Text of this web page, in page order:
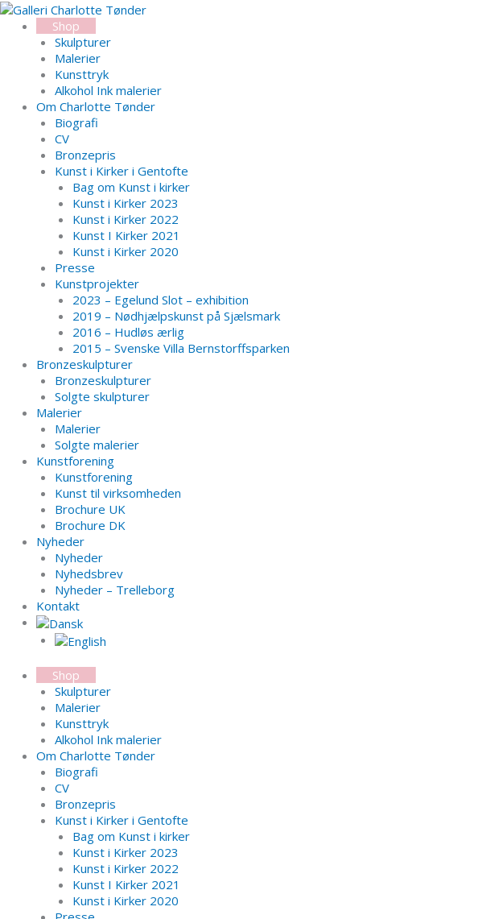
Gå
indholdet
Shop
Skulpturer
Malerier
Kunsttryk
Alkohol Ink malerier
Om Charlotte Tønder
Biografi
CV
Bronzepris
Kunst i Kirker i Gentofte
Bag om Kunst i kirker
Kunst i Kirker 2023
Kunst i Kirker 2022
Kunst I Kirker 2021
Kunst i Kirker 2020
Presse
Kunstprojekter
2023 – Egelund Slot – exhibition
2019 – Nødhjælpskunst på Sjælsmark
2016 – Hudløs ærlig
2015 – Svenske Villa Bernstorffsparken
Bronzeskulpturer
Bronzeskulpturer
Solgte skulpturer
Malerier
Malerier
Solgte malerier
Kunstforening
Kunstforening
Kunst til virksomheden
Brochure UK
Brochure DK
Nyheder
Nyheder
Nyhedsbrev
Nyheder – Trelleborg
Kontakt
Shop
Skulpturer
Malerier
Kunsttryk
Alkohol Ink malerier
Om Charlotte Tønder
Biografi
CV
Bronzepris
Kunst i Kirker i Gentofte
Bag om Kunst i kirker
Kunst i Kirker 2023
Kunst i Kirker 2022
Kunst I Kirker 2021
Kunst i Kirker 2020
Search...